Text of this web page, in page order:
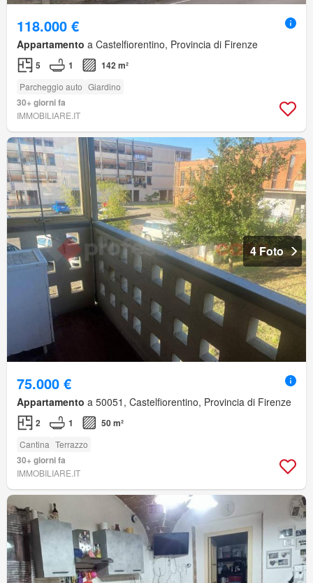
118.000 €
Appartamento a Castelfiorentino, Provincia di Firenze
5 1 142 m²
Parcheggio auto Giardino
30+ giorni fa
IMMOBILIARE.IT
4 Foto
75.000 €
Appartamento a 50051, Castelfiorentino, Provincia di Firenze
2 1 50 m²
Cantina Terrazzo
30+ giorni fa
IMMOBILIARE.IT